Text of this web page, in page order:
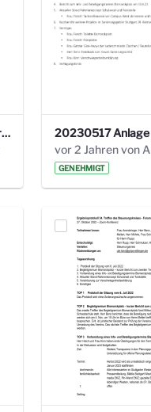
24_4_3 Protokoll Steuerungskreis.pdf
GENEHMIGT